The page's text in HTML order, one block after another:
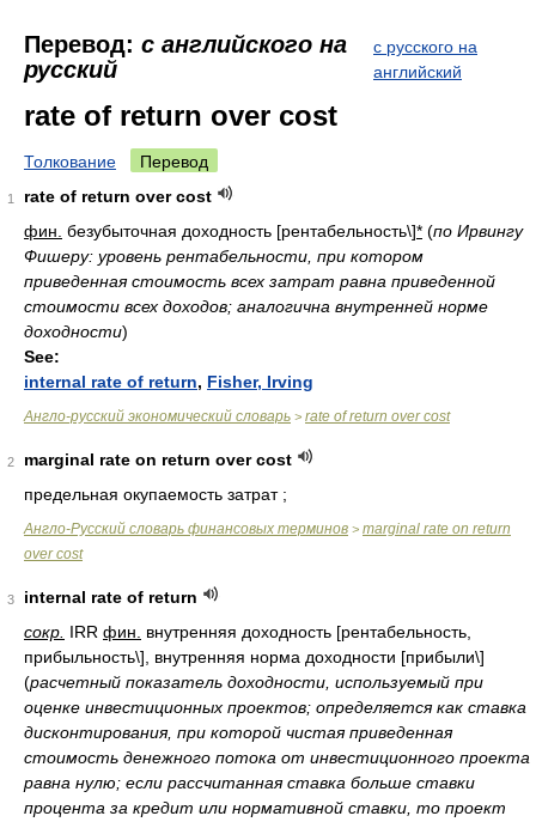
Перевод: с английского на
русский
с русского на
английский
rate of return over cost
Толкование Перевод
1
rate of return over cost
фин. безубыточная доходность [рентабельность\]* (по Ирвингу
Фишеру: уровень рентабельности, при котором
приведенная стоимость всех затрат равна приведенной
стоимости всех доходов; аналогична внутренней норме
доходности)
See:
internal rate of return, Fisher, Irving
Англо-русский экономический словарь > rate of return over cost
2
marginal rate on return over cost
предельная окупаемость затрат ;
Англо-Русский словарь финансовых терминов > marginal rate on return
over cost
3
internal rate of return
сокр. IRR фин.
внутренняя доходность [рентабельность,
прибыльность\], внутренняя норма доходности [прибыли\]
(расчетный показатель доходности, используемый при
оценке инвестиционных проектов; определяется как ставка
дисконтирования, при которой чистая приведенная
стоимость денежного потока от инвестиционного проекта
равна нулю; если рассчитанная ставка больше ставки
процента за кредит или нормативной ставки, то проект